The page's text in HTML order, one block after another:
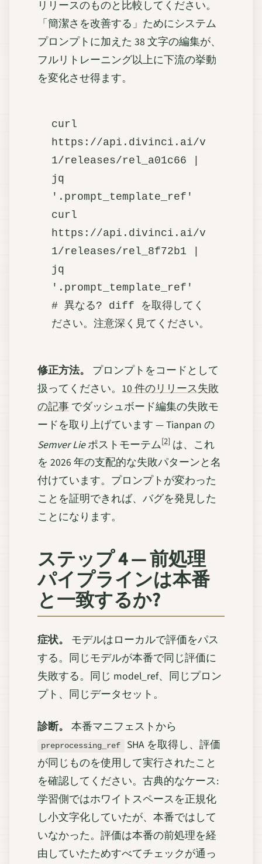
リリースのものと比較してください。
「簡潔さを改善する」ためにシステム
プロンプトに加えた 38 文字の編集が、
フルリトレーニング以上に下流の挙動
を変化させ得ます。
curl
https://api.divinci.ai/v
1/releases/rel_a01c66 |
jq
'.prompt_template_ref'
curl
https://api.divinci.ai/v
1/releases/rel_8f72b1 |
jq
'.prompt_template_ref'
# 異なる? diff を取得してく
修正方法。
プロンプトをコードとして
扱ってください。 10 件のリリース失敗
の記事 でダッシュボード編集の失敗モ
ードを取り上げています — Tianpan の
Semver Lieポストモーテム[2] は、これ
を 2026 年の支配的な失敗パターンと名
付けています。プロンプトが変わった
ことを証明できれば、バグを発見した
ことになります。
ステップ 4 — 前処理
パイプラインは本番
と一致するか?
症状。
モデルはローカルで評価をパス
する。同じモデルが本番で同じ評価に
失敗する。同じ model_ref、同じプロン
プト、同じデータセット。
診断。 本番マニフェストから
preprocessing_ref
SHA を取得し、評価
が同じものを使用して実行されたこと
を確認してください。古典的なケース:
学習側ではホワイトスペースを正規化
し小文字化していたが、本番ではして
いなかった。評価は本番の前処理を経
由していたためすべてチェックが通っ